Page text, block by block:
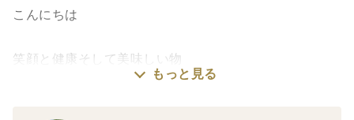
こんにちは
笑顔と健康そして美味しい物
お届けする山梨で４台続く
もっと見る